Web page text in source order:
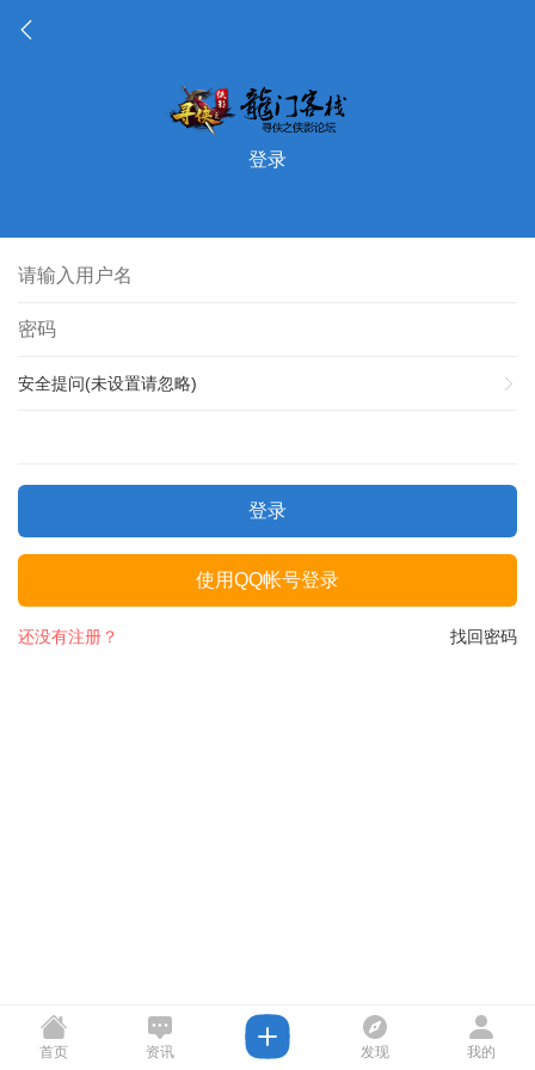
登录
安全提问(未设置请忽略)
登录
使用QQ帐号登录
找回密码
还没有注册？
首页 资讯 发现 我的